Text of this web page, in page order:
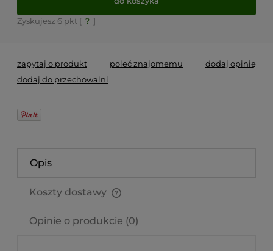
Zyskujesz 6 pkt [ ? ]
zapytaj o produkt poleć znajomemu
dodaj opinię
dodaj do przechowalni
Opis
Koszty dostawy
Opinie o produkcie (0)